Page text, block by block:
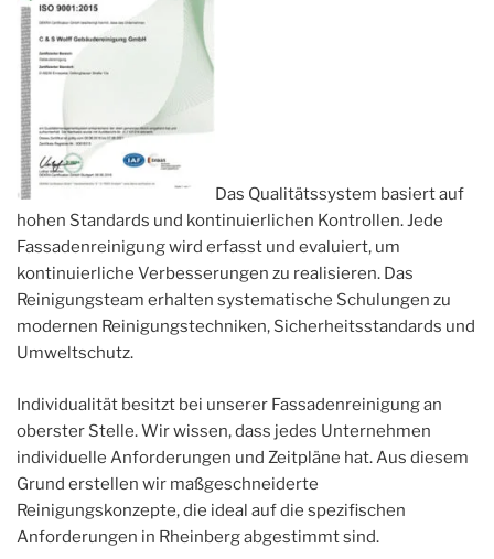
Das Qualitätssystem basiert auf
hohen Standards und kontinuierlichen Kontrollen. Jede
Fassadenreinigung wird erfasst und evaluiert, um
kontinuierliche Verbesserungen zu realisieren. Das
Reinigungsteam erhalten systematische Schulungen zu
modernen Reinigungstechniken, Sicherheitsstandards und
Umweltschutz.
Individualität besitzt bei unserer Fassadenreinigung an
oberster Stelle. Wir wissen, dass jedes Unternehmen
individuelle Anforderungen und Zeitpläne hat. Aus diesem
Grund erstellen wir maßgeschneiderte
Reinigungskonzepte, die ideal auf die spezifischen
Anforderungen in Rheinberg abgestimmt sind.